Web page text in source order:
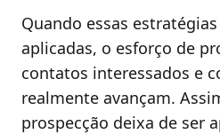
Quando essas
aplicadas, o esforço de
contatos interessados e
realmente avançam.
prospecção deixa de ser